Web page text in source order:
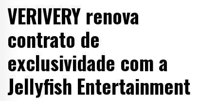
VERIVERY renova
contrato de
exclusividade com a
Jellyfish Entertainment